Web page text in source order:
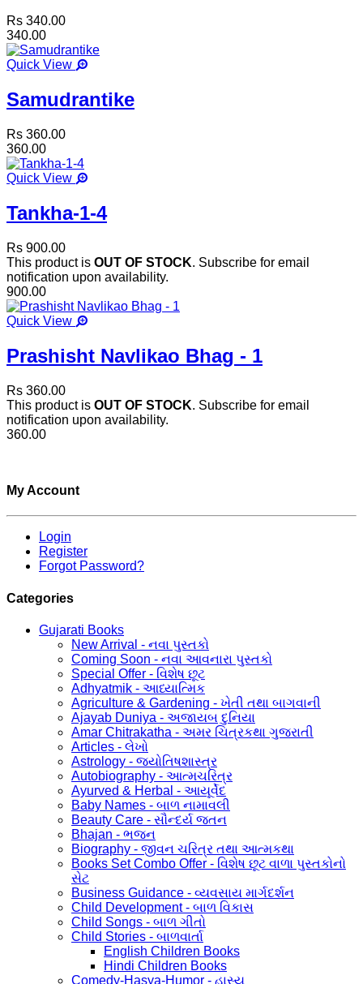
Rs 340.00
340.00
Quick View
Samudrantike
Rs 360.00
360.00
Quick View
Tankha-1-4
Rs 900.00
This product is OUT OF STOCK. Subscribe for email
notification upon availability.
900.00
Quick View
Prashisht Navlikao Bhag - 1
Rs 360.00
This product is OUT OF STOCK. Subscribe for email
notification upon availability.
360.00
My Account
Login
Register
Forgot Password?
Categories
Gujarati Books
New Arrival - નવા પુસ્તકો
Coming Soon - નવા આવનારા પુસ્તકો
Special Offer - વિશેષ છૂટ
Adhyatmik - આધ્યાત્મિક
Agriculture & Gardening - ખેતી તથા બાગવાની
Ajayab Duniya - અજાયબ દુનિયા
Amar Chitrakatha - અમર ચિત્રકથા ગુજરાતી
Articles - લેખો
Astrology - જ્યોતિષશાસ્ત્ર
Autobiography - આત્મચરિત્ર
Ayurved & Herbal - આયૂર્વેદ
Baby Names - બાળ નામાવલી
Beauty Care - સૌન્દર્ય જતન
Bhajan - ભજન
Biography - જીવન ચરિત્ર તથા આત્મકથા
Books Set Combo Offer - વિશેષ છૂટ વાળા પુસ્તકોનો
સેટ
Business Guidance - વ્યવસાય માર્ગદર્શન
Child Development - બાળ વિકાસ
Child Songs - બાળ ગીતો
Child Stories - બાળવાર્તા
English Children Books
Hindi Children Books
Comedy-Hasya-Humor - હાસ્ય